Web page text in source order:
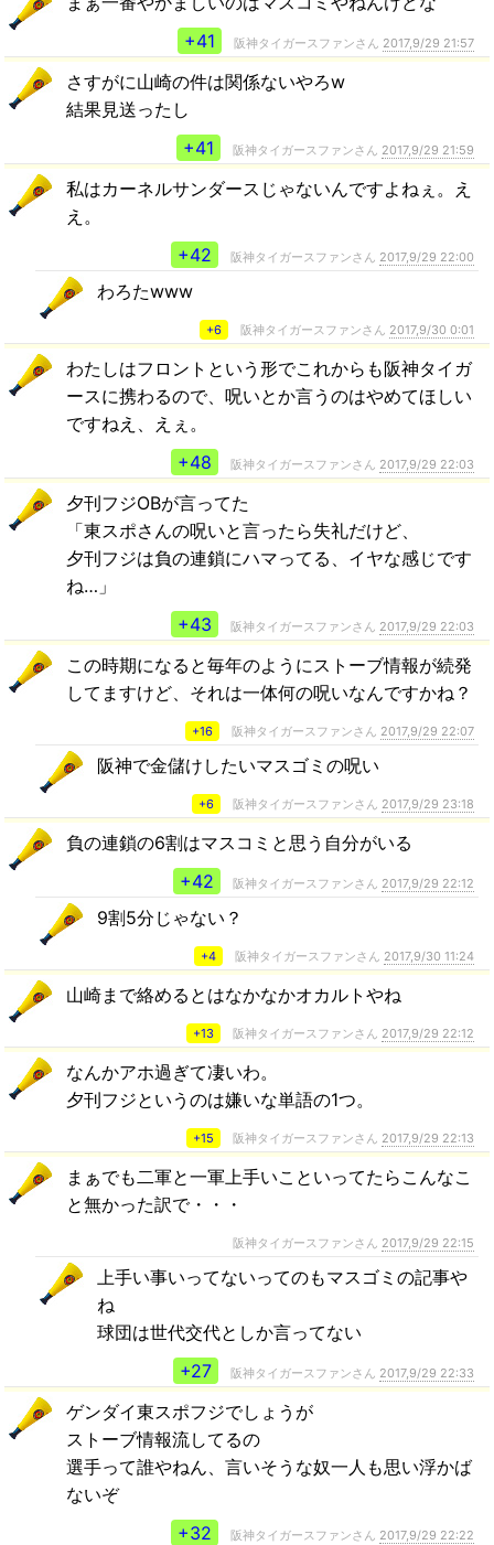
+41
阪神タイガースファンさん 2017,9/29 21:57
さすがに山崎の件は関係ないやろw
結果見送ったし
+41
阪神タイガースファンさん 2017,9/29 21:59
私はカーネルサンダースじゃないんですよねぇ。え
え。
+42
阪神タイガースファンさん 2017,9/29 22:00
わろたwww
+6 阪神タイガースファンさん 2017,9/30 0:01
わたしはフロントという形でこれからも阪神タイガ
ースに携わるので、呪いとか言うのはやめてほしい
ですねえ、えぇ。
+48
阪神タイガースファンさん 2017,9/29 22:03
夕刊フジOBが言ってた
「東スポさんの呪いと言ったら失礼だけど、
夕刊フジは負の連鎖にハマってる、イヤな感じです
ね…」
+43
阪神タイガースファンさん 2017,9/29 22:03
この時期になると毎年のようにストーブ情報が続発
してますけど、それは一体何の呪いなんですかね？
+16 阪神タイガースファンさん 2017,9/29 22:07
阪神で金儲けしたいマスゴミの呪い
+6 阪神タイガースファンさん 2017,9/29 23:18
負の連鎖の6割はマスコミと思う自分がいる
+42
阪神タイガースファンさん 2017,9/29 22:12
9割5分じゃない？
+4 阪神タイガースファンさん 2017,9/30 11:24
山崎まで絡めるとはなかなかオカルトやね
+13 阪神タイガースファンさん 2017,9/29 22:12
なんかアホ過ぎて凄いわ。
夕刊フジというのは嫌いな単語の1つ。
+15 阪神タイガースファンさん 2017,9/29 22:13
まぁでも二軍と一軍上手いこといってたらこんなこ
と無かった訳で・・・
阪神タイガースファンさん 2017,9/29 22:15
上手い事いってないってのもマスゴミの記事や
ね
球団は世代交代としか言ってない
+27
阪神タイガースファンさん 2017,9/29 22:33
ゲンダイ東スポフジでしょうが
ストーブ情報流してるの
選手って誰やねん、言いそうな奴一人も思い浮かば
ないぞ
+32
阪神タイガースファンさん 2017,9/29 22:22